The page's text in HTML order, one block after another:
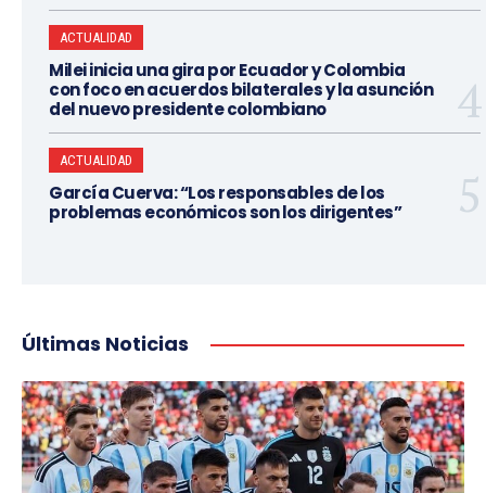
ACTUALIDAD
Milei inicia una gira por Ecuador y Colombia
con foco en acuerdos bilaterales y la asunción
del nuevo presidente colombiano
ACTUALIDAD
García Cuerva: “Los responsables de los
problemas económicos son los dirigentes”
Últimas Noticias